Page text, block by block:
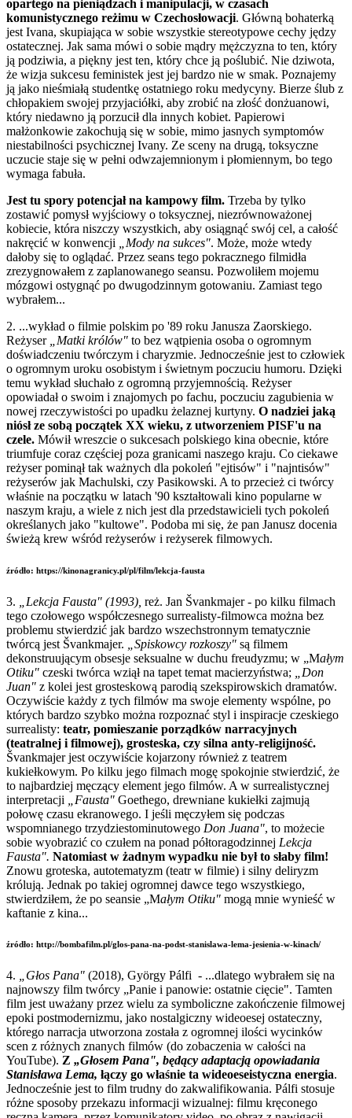
opartego na pieniądzach i manipulacji, w czasach
komunistycznego reżimu w Czechosłowacji. Główną bohaterką
jest Ivana, skupiająca w sobie wszystkie stereotypowe cechy jędzy
ostatecznej. Jak sama mówi o sobie mądry mężczyzna to ten, który
ją podziwia, a piękny jest ten, który chce ją poślubić. Nie dziwota,
że wizja sukcesu feministek jest jej bardzo nie w smak. Poznajemy
ją jako nieśmiałą studentkę ostatniego roku medycyny. Bierze ślub z
chłopakiem swojej przyjaciółki, aby zrobić na złość donżuanowi,
który niedawno ją porzucił dla innych kobiet. Papierowi
małżonkowie zakochują się w sobie, mimo jasnych symptomów
niestabilności psychicznej Ivany. Ze sceny na drugą, toksyczne
uczucie staje się w pełni odwzajemnionym i płomiennym, bo tego
wymaga fabuła.
Jest tu spory potencjał na kampowy film. Trzeba by tylko
zostawić pomysł wyjściowy o toksycznej, niezrównoważonej
kobiecie, która niszczy wszystkich, aby osiągnąć swój cel, a całość
nakręcić w konwencji
„Mody na sukces". Może, może wtedy
dałoby się to oglądać. Przez seans tego pokracznego filmidła
zrezygnowałem z zaplanowanego seansu. Pozwoliłem mojemu
mózgowi ostygnąć po dwugodzinnym gotowaniu. Zamiast tego
wybrałem...
2. ...wykład o filmie polskim po '89 roku Janusza Zaorskiego.
Reżyser
„Matki królów" to bez wątpienia osoba o ogromnym
doświadczeniu twórczym i charyzmie. Jednocześnie jest to człowiek
o ogromnym uroku osobistym i świetnym poczuciu humoru. Dzięki
temu wykład słuchało z ogromną przyjemnością. Reżyser
opowiadał o swoim i znajomych po fachu, poczuciu zagubienia w
nowej rzeczywistości po upadku żelaznej kurtyny. O nadziei jaką
niósł ze sobą początek XX wieku, z utworzeniem PISF'u na
czele. Mówił wreszcie o sukcesach polskiego kina obecnie, które
triumfuje coraz częściej poza granicami naszego kraju. Co ciekawe
reżyser pominął tak ważnych dla pokoleń "ejtisów" i "najntisów"
reżyserów jak Machulski, czy Pasikowski. A to przecież ci twórcy
właśnie na początku w latach '90 kształtowali kino popularne w
naszym kraju, a wiele z nich jest dla przedstawicieli tych pokoleń
określanych jako "kultowe". Podoba mi się, że pan Janusz docenia
świeżą krew wśród reżyserów i reżyserek filmowych.
źródło: https://kinonagranicy.pl/pl/film/lekcja-fausta
3. „Lekcja Fausta" (1993), reż. Jan Švankmajer - po kilku filmach
tego czołowego współczesnego surrealisty-filmowca można bez
problemu stwierdzić jak bardzo wszechstronnym tematycznie
twórcą jest Švankmajer.
„Spiskowcy rozkoszy" są filmem
dekonstruującym obsesje seksualne w duchu freudyzmu; w „Małym
Otiku" czeski twórca wziął na tapet temat macierzyństwa;
„Don
Juan" z kolei jest grosteskową parodią szekspirowskich dramatów.
Oczywiście każdy z tych filmów ma swoje elementy wspólne, po
których bardzo szybko można rozpoznać styl i inspiracje czeskiego
surrealisty: teatr, pomieszanie porządków narracyjnych
(teatralnej i filmowej), grosteska, czy silna anty-religijność.
Švankmajer jest oczywiście kojarzony również z teatrem
kukiełkowym. Po kilku jego filmach mogę spokojnie stwierdzić, że
to najbardziej męczący element jego filmów. A w surrealistycznej
interpretacji
„Fausta" Goethego, drewniane kukiełki zajmują
połowę czasu ekranowego. I jeśli męczyłem się podczas
wspomnianego trzydziestominutowego Don Juana", to możecie
sobie wyobrazić co czułem na ponad półtoragodzinnej Lekcja
Fausta". Natomiast w żadnym wypadku nie był to słaby film!
Znowu groteska, autotematyzm (teatr w filmie) i silny deliryzm
królują. Jednak po takiej ogromnej dawce tego wszystkiego,
stwierdziłem, że po seansie „Małym Otiku" mogą mnie wynieść w
kaftanie z kina...
źródło: http://bombafilm.pl/glos-pana-na-podst-stanislawa-lema-jesienia-w-kinach/
4. „Głos Pana" (2018), György Pálfi - ...dlatego wybrałem się na
najnowszy film twórcy „Panie i panowie: ostatnie cięcie". Tamten
film jest uważany przez wielu za symboliczne zakończenie filmowej
epoki postmodernizmu, jako nostalgiczny wideoesej ostateczny,
którego narracja utworzona została z ogromnej ilości wycinków
scen z różnych znanych filmów (do zobaczenia w całości na
YouTube). Z „Głosem Pana", będący adaptacją opowiadania
Stanisława Lema, łączy go właśnie ta wideoeseistyczna energia.
Jednocześnie jest to film trudny do zakwalifikowania. Pálfi stosuje
różne sposoby przekazu informacji wizualnej: filmu kręconego